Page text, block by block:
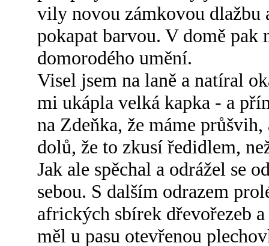
vily novou zámkovou dlažbu
pokapat barvou. V domě pak
domorodého umění.
Visel jsem na laně a natíral
mi ukápla velká kapka - a
na Zdeňka, že máme
dolů, že to zkusí ředidlem,
Jak ale spěchal a odrážel se
sebou. S dalším odrazem
afrických sbírek dřevořezeb
měl u pasu otevřenou